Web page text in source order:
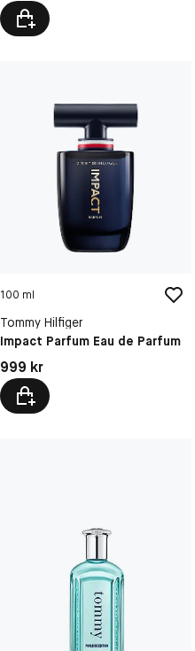
100 ml
Tommy Hilfiger
Impact Parfum Eau de Parfum
Pris: 999 kr
999 kr